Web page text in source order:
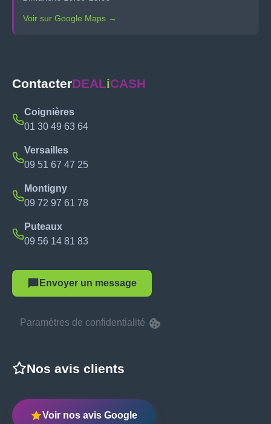
Voir sur Google Maps →
ContacterDEALiCASH
Coignières
01 30 49 63 64
Versailles
09 51 67 47 25
Montigny
09 72 97 61 78
Puteaux
09 56 14 81 83
Envoyer un message
Paramètres de confidentialité
Nos avis clients
Voir nos avis Google